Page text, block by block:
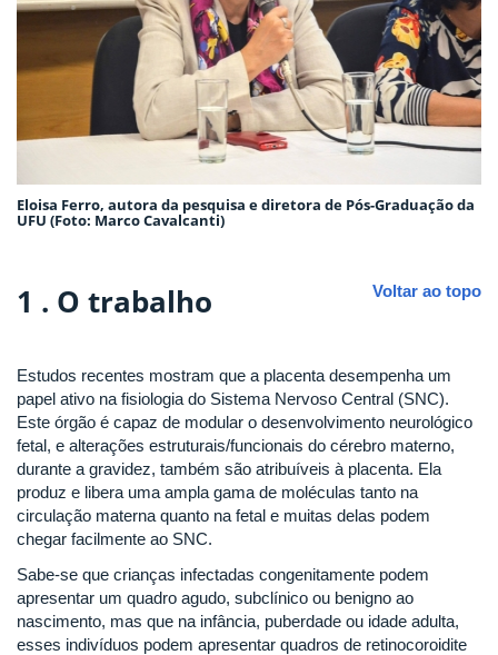
Eloisa Ferro, autora da pesquisa e diretora de Pós-Graduação da
UFU (Foto: Marco Cavalcanti)
Voltar ao topo
1 . O trabalho
Estudos recentes mostram que a placenta desempenha um
papel ativo na fisiologia do Sistema Nervoso Central (SNC).
Este órgão é capaz de modular o desenvolvimento neurológico
fetal, e alterações estruturais/funcionais do cérebro materno,
durante a gravidez, também são atribuíveis à placenta. Ela
produz e libera uma ampla gama de moléculas tanto na
circulação materna quanto na fetal e muitas delas podem
chegar facilmente ao SNC.
Sabe-se que crianças infectadas congenitamente podem
apresentar um quadro agudo, subclínico ou benigno ao
nascimento, mas que na infância, puberdade ou idade adulta,
esses indivíduos podem apresentar quadros de retinocoroidite